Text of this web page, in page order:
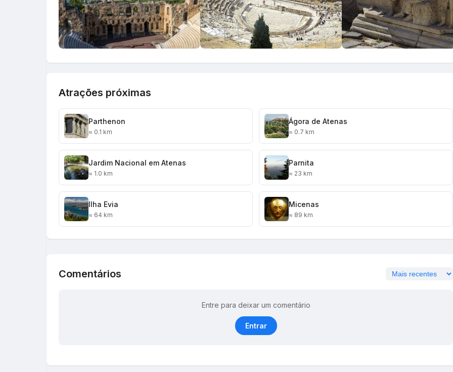
Atrações próximas
Parthenon
≈ 0.1 km
Ágora de Atenas
≈ 0.7 km
Jardim Nacional em Atenas
≈ 1.0 km
Parnita
≈ 23 km
Ilha Evia
≈ 64 km
Micenas
≈ 89 km
Comentários
Entre para deixar um comentário
Entrar